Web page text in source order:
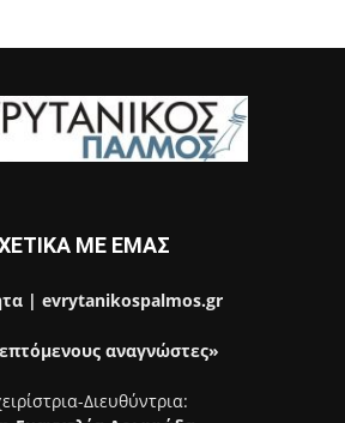
ΜΕ ΕΜΑΣ
| evrytanikospalmos.gr
αναγνώστες»
Διευθύντρια: